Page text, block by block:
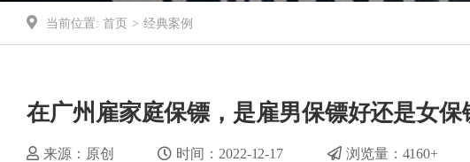
当前位置: 首页 > 经典案例
在广州雇家庭保镖，是雇男保镖好还是女保
来源：原创 时间：2022-12-17 浏览量：4160+